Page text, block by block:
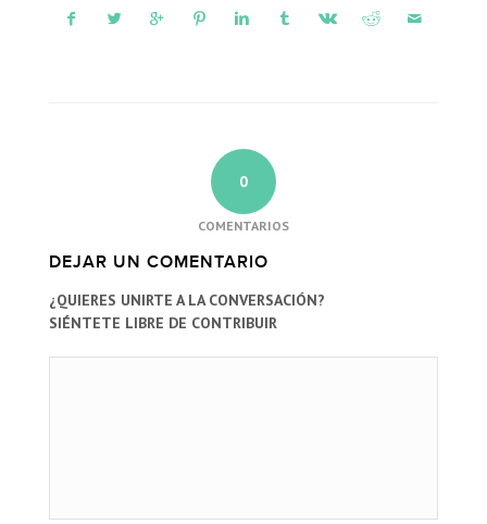
0
COMENTARIOS
DEJAR UN COMENTARIO
¿QUIERES UNIRTE A LA CONVERSACIÓN?
SIÉNTETE LIBRE DE CONTRIBUIR